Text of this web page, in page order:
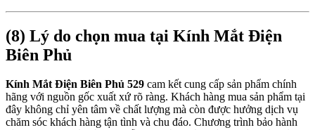
(8) Lý do chọn mua tại Kính Mắt Điện
Biên Phủ
Kính Mắt Điện Biên Phủ 529 cam kết cung cấp sản phẩm chính
hãng với nguồn gốc xuất xứ rõ ràng. Khách hàng mua sản phẩm tại
đây không chỉ yên tâm về chất lượng mà còn được hưởng dịch vụ
chăm sóc khách hàng tận tình và chu đáo. Chương trình bảo hành